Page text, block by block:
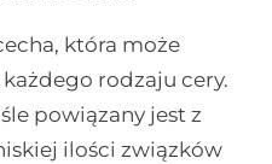
która może
rodzaju cery.
powiązany jest z
ilości związków